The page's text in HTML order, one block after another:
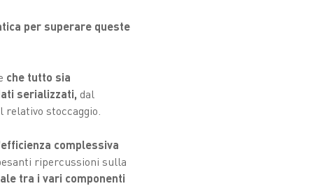
per superare queste
che tutto sia
serializzati, dal
relativo stoccaggio.
complessiva
ripercussioni sulla
tra i vari componenti